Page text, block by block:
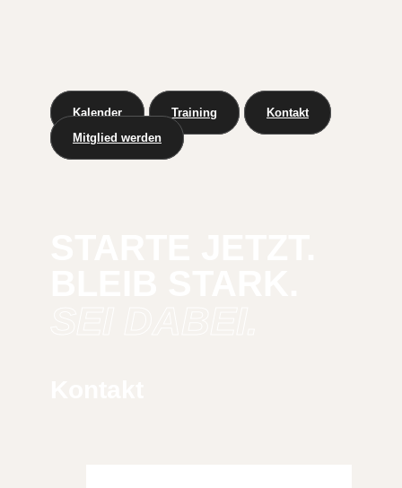
Kalender Training
Kontakt
Mitglied werden